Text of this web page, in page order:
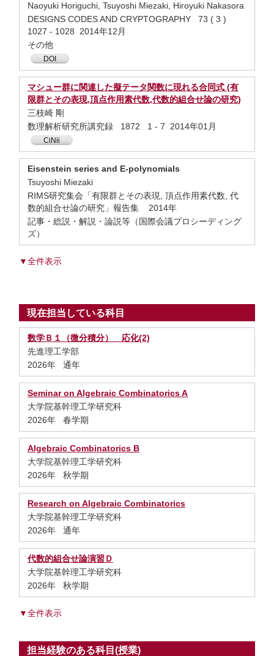
Naoyuki Horiguchi, Tsuyoshi Miezaki, Hiroyuki Nakasora
DESIGNS CODES AND CRYPTOGRAPHY 73 ( 3 )
1027 - 1028 2014年12月
その他
DOI
マシュー群に関連した擬テータ関数に現れる合同式 (有
限群とその表現,頂点作用素代数,代数的組合せ論の研究)
三枝崎 剛
数理解析研究所講究録 1872 1 - 7 2014年01月
CiNii
Eisenstein series and E-polynomials
Tsuyoshi Miezaki
RIMS研究集会「有限群とその表現, 頂点作用素代数, 代
数的組合せ論の研究」報告集 2014年
記事・総説・解説・論説等（国際会議プロシーディング
ズ）
▼全件表示
現在担当している科目
数学Ｂ１（微分積分） 応化(2)
先進理工学部
2026年 通年
Seminar on Algebraic Combinatorics A
大学院基幹理工学研究科
2026年 春学期
Algebraic Combinatorics B
大学院基幹理工学研究科
2026年 秋学期
Research on Algebraic Combinatorics
大学院基幹理工学研究科
2026年 通年
代数的組合せ論演習Ｄ
大学院基幹理工学研究科
2026年 秋学期
▼全件表示
担当経験のある科目(授業)